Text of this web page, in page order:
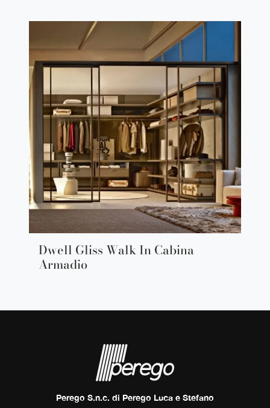
Dwell Gliss Walk In Cabina
Armadio
Perego S.n.c. di Perego Luca e Stefano